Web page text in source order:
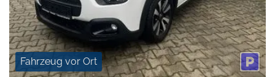
Fahrzeug vor Ort